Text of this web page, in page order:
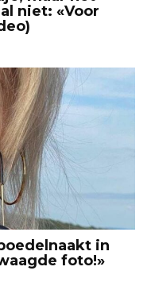
niet: «Voor
in
foto!»